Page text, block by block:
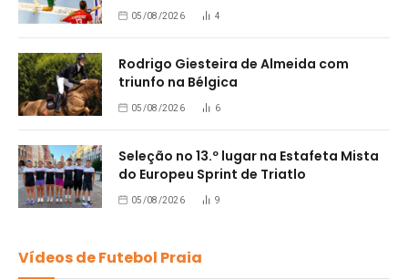
05/08/2026 4
Rodrigo Giesteira de Almeida com
triunfo na Bélgica
05/08/2026 6
Seleção no 13.º lugar na Estafeta Mista
do Europeu Sprint de Triatlo
05/08/2026 9
Vídeos de Futebol Praia